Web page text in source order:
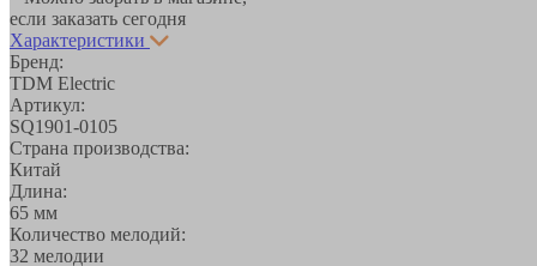
если заказать сегодня
Характеристики
Бренд:
TDM Electric
Артикул:
SQ1901-0105
Страна производства:
Китай
Длина:
65 мм
Количество мелодий:
32 мелодии